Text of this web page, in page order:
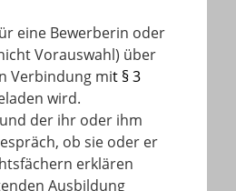
eine Bewerberin oder
Vorauswahl) über
Verbindung mit § 3
wird.
der ihr oder ihm
ob sie oder er
erklären
Ausbildung